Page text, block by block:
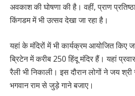
अवकाश की घोषणा की है। वहीं, प्राण
किंगडम में भी उत्सव देखा जा रहा है।
यहां के मंदिरों में भी कार्यक्रम आयोजित किए
ब्रिटेन में करीब 250 हिंदू मंदिर हैं। यहां
रैली भी निकाली। इस दौरान लोगों ने जय
भगवान राम से जुड़े गाने बजाए।